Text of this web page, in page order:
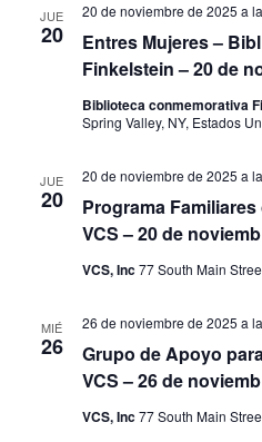
JUE
20
Entres Mujeres –
Finkelstein – 20 de
20 de noviembre de 2025 a
Biblioteca conmemorativa
Spring Valley, NY, Estados
JUE
20
Programa
VCS – 20 de
20 de noviembre de 2025 a
VCS, Inc77 South Main
MIÉ
26
Grupo de Apoyo
VCS – 26 de
26 de noviembre de 2025 a
VCS, Inc77 South Main